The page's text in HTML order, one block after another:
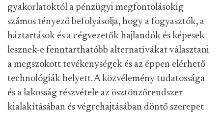
gyakorlatoktól a pénzügyi megfontolásokig
számos tényező befolyásolja, hogy a fogyasztók, a
háztartások és a cégvezetők hajlandók és képesek
lesznek-e fenntarthatóbb alternatívákat választani
a megszokott tevékenységek és az éppen elérhető
technológiák helyett. A közvélemény tudatossága
és a lakosság részvétele az ösztönzőrendszer
kialakításában és végrehajtásában döntő szerepet